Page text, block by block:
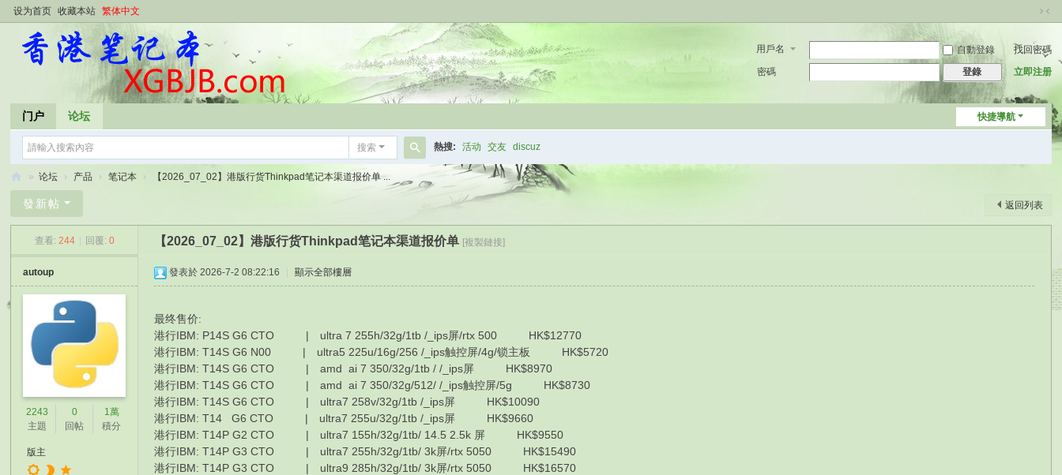
设为首页 收藏本站 繁体中文
切
到
窄
用戶名 自動登錄
找回密碼
密碼
登錄 立即注册
快捷導航
门户 论坛
搜索
搜
索
熱搜: 活动 交友 discuz
港
记
» 论坛 › 产品 › 笔记本 › 【2026_07_02】港版行货Thinkpad笔记本渠道报价单 ...
返回列表
發新帖
查看: 244 回覆: 0 【2026_07_02】港版行货Thinkpad笔记本渠道报价单 [複製鏈接]
autoup
2243
主題
0
回帖
1萬
積分
版主
發表於 2026-7-2 08:22:16 顯示全部樓層
最终售价:
港行IBM: P14S G6 CTO | ultra 7 255h/32g/1tb /_ips屏/rtx 500 HK$12770
港行IBM: T14S G6 N00 | ultra5 225u/16g/256 /_ips触控屏/4g/锁主板 HK$5720
港行IBM: T14S G6 CTO | amd ai 7 350/32g/1tb / /_ips屏 HK$8970
港行IBM: T14S G6 CTO | amd ai 7 350/32g/512/ /_ips触控屏/5g HK$8730
港行IBM: T14S G6 CTO | ultra7 258v/32g/1tb /_ips屏 HK$10090
港行IBM: T14 G6 CTO | ultra7 255u/32g/1tb /_ips屏 HK$9660
港行IBM: T14P G2 CTO | ultra7 155h/32g/1tb/ 14.5 2.5k 屏 HK$9550
港行IBM: T14P G3 CTO | ultra7 255h/32g/1tb/ 3k屏/rtx 5050 HK$15490
港行IBM: T14P G3 CTO | ultra9 285h/32g/1tb/ 3k屏/rtx 5050 HK$16570